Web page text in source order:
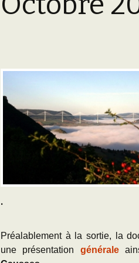
.
Préalablement à la sortie, la
une présentation générale